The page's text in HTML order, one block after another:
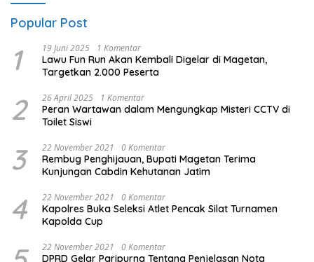
Popular Post
1 19 Juni 2025 1 Komentar
Lawu Fun Run Akan Kembali Digelar di Magetan,
Targetkan 2.000 Peserta
2 26 April 2025 1 Komentar
Peran Wartawan dalam Mengungkap Misteri CCTV di
Toilet Siswi
3 22 November 2021 0 Komentar
Rembug Penghijauan, Bupati Magetan Terima
Kunjungan Cabdin Kehutanan Jatim
4 22 November 2021 0 Komentar
Kapolres Buka Seleksi Atlet Pencak Silat Turnamen
Kapolda Cup
22 November 2021 0 Komentar
DPRD Gelar Paripurna Tentang Penjelasan Nota